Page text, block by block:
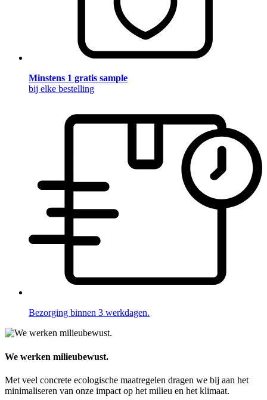
Minstens 1 gratis sample
bij elke bestelling
Bezorging binnen 3 werkdagen.
We werken milieubewust.
Met veel concrete ecologische maatregelen dragen we bij aan het
minimaliseren van onze impact op het milieu en het klimaat.